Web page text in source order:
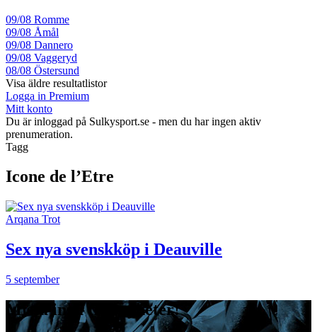
09/08 Romme
09/08 Åmål
09/08 Dannero
09/08 Vaggeryd
08/08 Östersund
Visa äldre resultatlistor
Logga in Premium
Mitt konto
Du är inloggad på Sulkysport.se - men du har ingen aktiv
prenumeration.
Tagg
Icone de l’Etre
Arqana Trot
Sex nya svenskköp i Deauville
5 september
Missa inga travnyheter!